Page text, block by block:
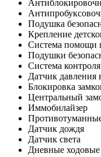
Подушка
Крепление
Система помощи
Подушки
Система
Датчик давления
Блокировка
Центральный
Иммобилайзер
Датчик дождя
Датчик света
Дневные ходовые